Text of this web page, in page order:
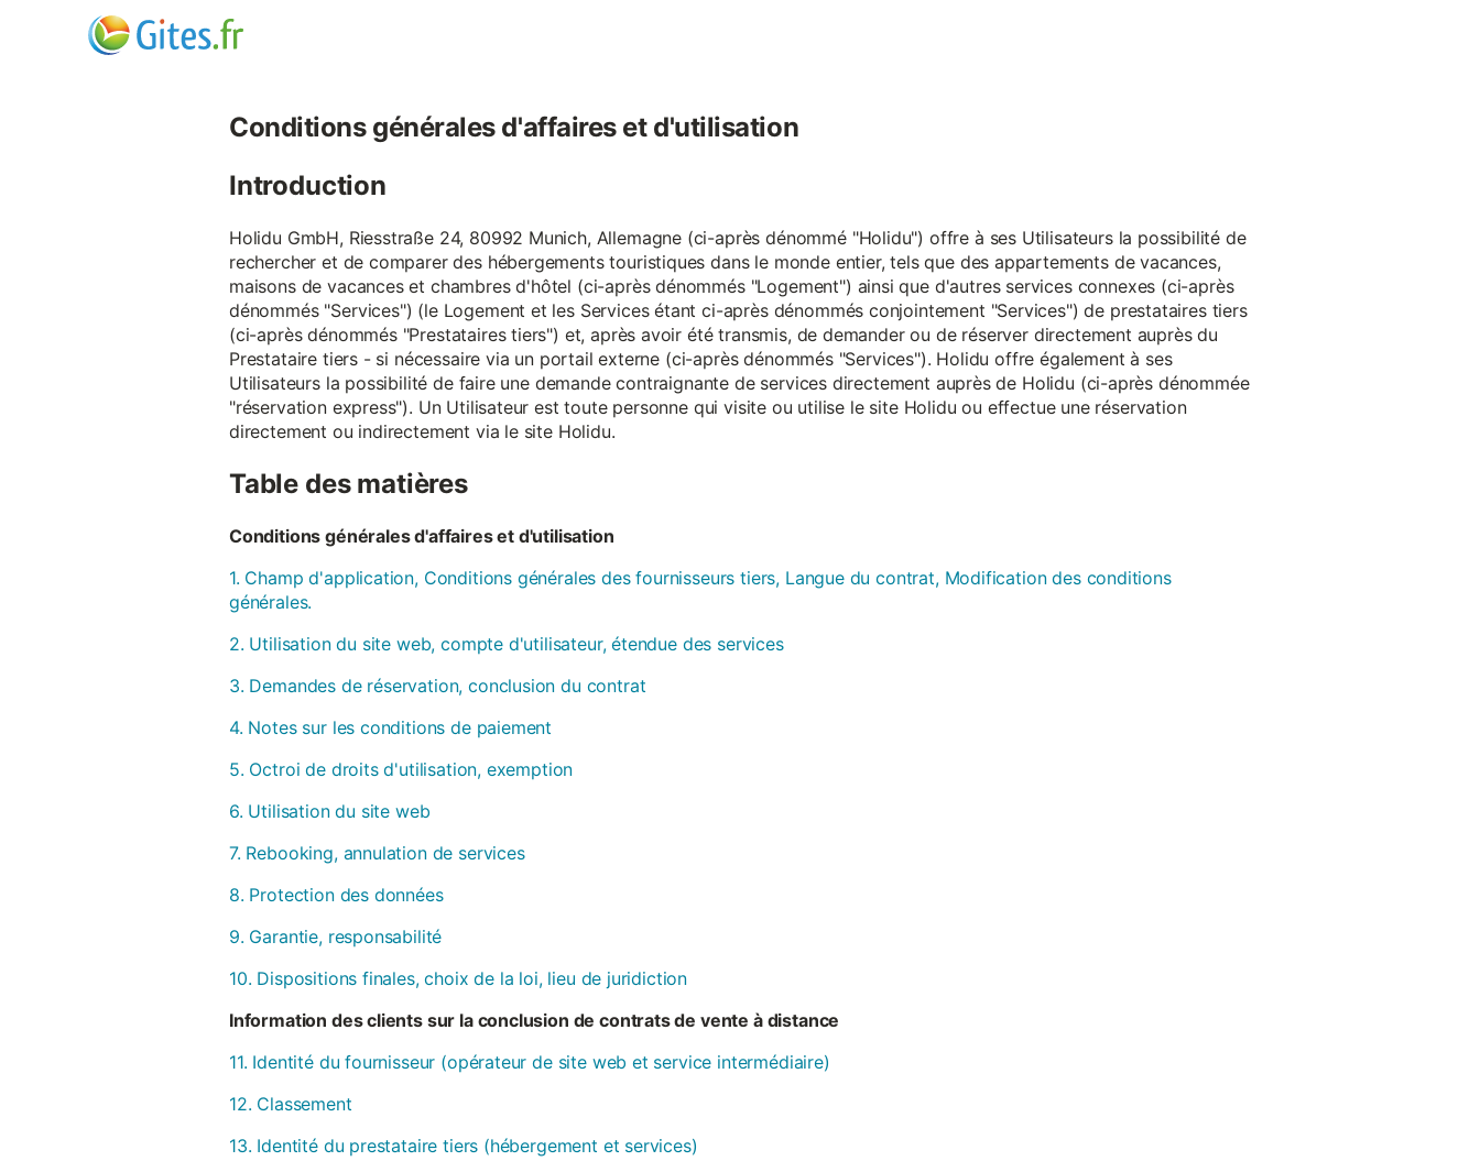
Conditions générales d'affaires et d'utilisation
Introduction
Holidu GmbH, Riesstraße 24, 80992 Munich, Allemagne (ci-après dénommé "Holidu") offre à ses Utilisateurs la possibilité de
rechercher et de comparer des hébergements touristiques dans le monde entier, tels que des appartements de vacances,
maisons de vacances et chambres d'hôtel (ci-après dénommés "Logement") ainsi que d'autres services connexes (ci-après
dénommés "Services") (le Logement et les Services étant ci-après dénommés conjointement "Services") de prestataires tiers
(ci-après dénommés "Prestataires tiers") et, après avoir été transmis, de demander ou de réserver directement auprès du
Prestataire tiers - si nécessaire via un portail externe (ci-après dénommés "Services"). Holidu offre également à ses
Utilisateurs la possibilité de faire une demande contraignante de services directement auprès de Holidu (ci-après dénommée
"réservation express"). Un Utilisateur est toute personne qui visite ou utilise le site Holidu ou effectue une réservation
directement ou indirectement via le site Holidu.
Table des matières
Conditions générales d'affaires et d'utilisation
1. Champ d'application, Conditions générales des fournisseurs tiers, Langue du contrat, Modification des conditions
générales.
2. Utilisation du site web, compte d'utilisateur, étendue des services
3. Demandes de réservation, conclusion du contrat
4. Notes sur les conditions de paiement
5. Octroi de droits d'utilisation, exemption
6. Utilisation du site web
7. Rebooking, annulation de services
8. Protection des données
9. Garantie, responsabilité
10. Dispositions finales, choix de la loi, lieu de juridiction
Information des clients sur la conclusion de contrats de vente à distance
11. Identité du fournisseur (opérateur de site web et service intermédiaire)
12. Classement
13. Identité du prestataire tiers (hébergement et services)